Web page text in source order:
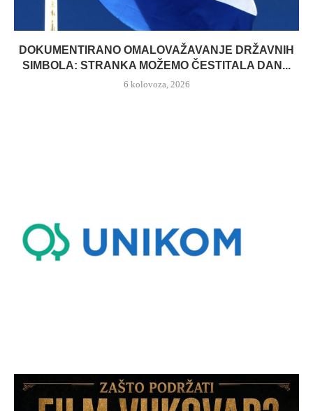
DOKUMENTIRANO OMALOVAŽAVANJE DRŽAVNIH
SIMBOLA: STRANKA MOŽEMO ČESTITALA DAN...
6 kolovoza, 2026